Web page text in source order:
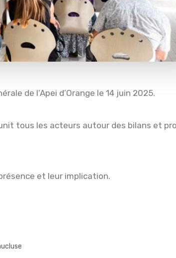
de l’Apei d’Orange le 14 juin 2025.
tous les acteurs autour des bilans et
et leur implication.